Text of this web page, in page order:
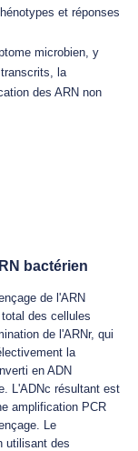
et réponses
microbien, y
la
des ARN non
bactérien
de l'ARN
des cellules
de l'ARNr, qui
la
en ADN
L'ADNc résultant est
amplification PCR
Le
utilisant des